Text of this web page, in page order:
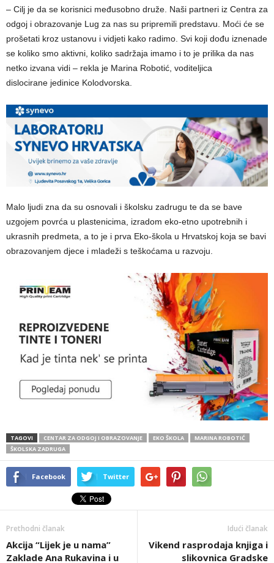
– Cilj je da se korisnici međusobno druže. Naši partneri iz Centra za
odgoj i obrazovanje Lug za nas su pripremili predstavu. Moći će se
prošetati kroz ustanovu i vidjeti kako radimo. Svi koji dođu iznenade
se koliko smo aktivni, koliko sadržaja imamo i to je prilika da nas
netko izvana vidi – rekla je Marina Robotić, voditeljica
dislocirane jedinice Kolodvorska.
Malo ljudi zna da su osnovali i školsku zadrugu te da se bave
uzgojem povrća u plastenicima, izradom eko-etno upotrebnih i
ukrasnih predmeta, a to je i prva Eko-škola u Hrvatskoj koja se bavi
obrazovanjem djece i mladeži s teškoćama u razvoju.
TAGOVI CENTAR ZA ODGOJ I OBRAZOVANJE EKO ŠKOLA
MARINA ROBOTIĆ
ŠKOLSKA ZADRUGA
Facebook Twitter
Prethodni članak
Akcija “Lijek je u nama”
Zaklade Ana Rukavina i u
Idući članak
Vikend rasprodaja knjiga i
slikovnica Gradske